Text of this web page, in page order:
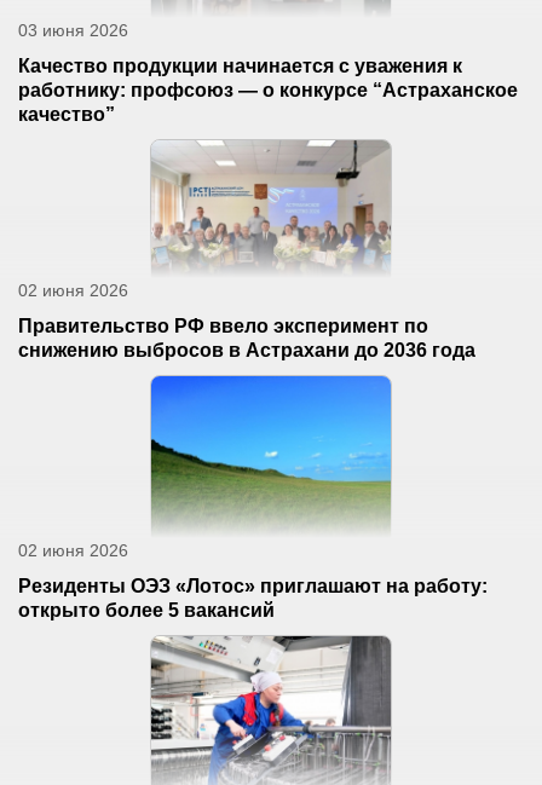
03 июня 2026
Качество продукции начинается с уважения к
работнику: профсоюз — о конкурсе “Астраханское
качество”
02 июня 2026
Правительство РФ ввело эксперимент по
снижению выбросов в Астрахани до 2036 года
02 июня 2026
Резиденты ОЭЗ «Лотос» приглашают на работу:
открыто более 5 вакансий